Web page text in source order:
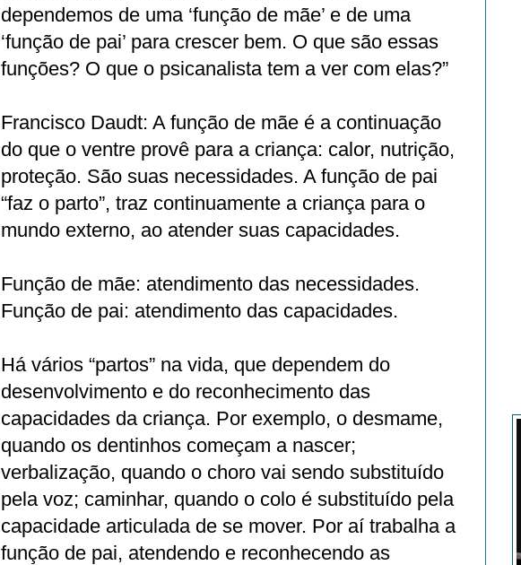
dependemos de uma ‘função de mãe’ e de uma
‘função de pai’ para crescer bem. O que são essas
funções? O que o psicanalista tem a ver com elas?”
Francisco Daudt: A função de mãe é a continuação
do que o ventre provê para a criança: calor, nutrição,
proteção. São suas necessidades. A função de pai
“faz o parto”, traz continuamente a criança para o
mundo externo, ao atender suas capacidades.
Função de mãe: atendimento das necessidades.
Função de pai: atendimento das capacidades.
Há vários “partos” na vida, que dependem do
desenvolvimento e do reconhecimento das
capacidades da criança. Por exemplo, o desmame,
quando os dentinhos começam a nascer;
verbalização, quando o choro vai sendo substituído
pela voz; caminhar, quando o colo é substituído pela
capacidade articulada de se mover. Por aí trabalha a
função de pai, atendendo e reconhecendo as